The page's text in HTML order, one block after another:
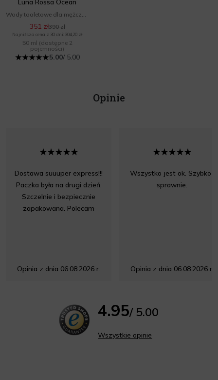
351 zł390 zł
Najniższa cena z 30 dni: 304,20 zł
50 ml (dostępne 2
pojemności)
5.00/ 5.00
Opinie
Dostawa suuuper express!!!
Paczka była na drugi dzień.
Szczelnie i bezpiecznie
zapakowana. Polecam
Opinia z dnia 06.08.2026 r.
Wszystko jest ok. Szybko i
sprawnie.
Opinia z dnia 06.08.2026 r.
4.95/ 5.00
Wszystkie opinie